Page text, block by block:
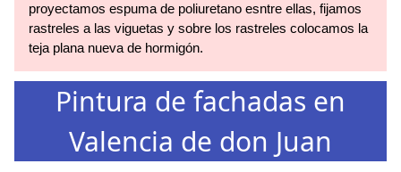
proyectamos espuma de poliuretano esntre ellas, fijamos
rastreles a las viguetas y sobre los rastreles colocamos la
teja plana nueva de hormigón.
Pintura de fachadas en
Valencia de don Juan